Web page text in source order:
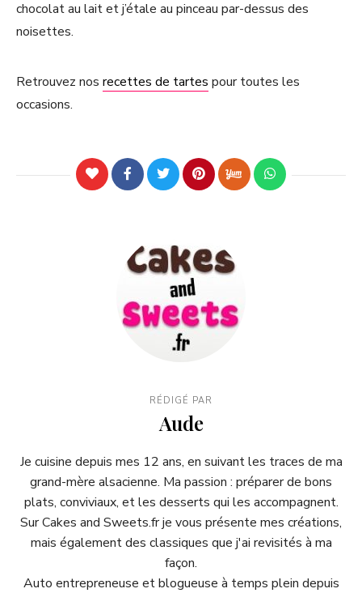
chocolat au lait et j’étale au pinceau par-dessus des
noisettes.
Retrouvez nos recettes de tartes pour toutes les
occasions.
RÉDIGÉ PAR
Aude
Je cuisine depuis mes 12 ans, en suivant les traces de ma
grand-mère alsacienne. Ma passion : préparer de bons
plats, conviviaux, et les desserts qui les accompagnent.
Sur Cakes and Sweets.fr je vous présente mes créations,
mais également des classiques que j'ai revisités à ma
façon.
Auto entrepreneuse et blogueuse à temps plein depuis